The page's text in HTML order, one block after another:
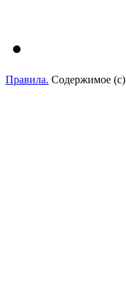
Правила. Содержимое (с)